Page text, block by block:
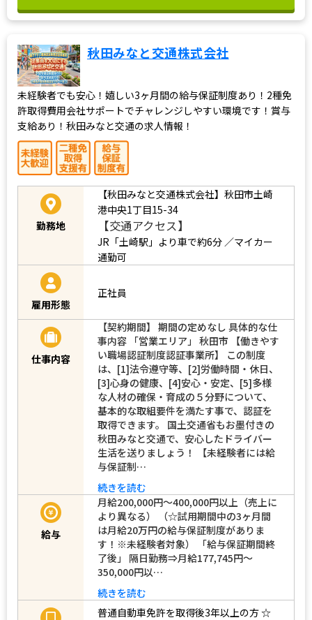
秋田みなと交通株式会社
未経験者でも安心！嬉しい3ヶ月間の給与保証制度あり！2種免
許取得費用会社サポートでチャレンジしやすい環境です！賞与
支給あり！秋田みなと交通の求人情報！
勤務地
【秋田みなと交通株式会社】秋田市土崎
港中央1丁目15-34
【交通アクセス】
JR「土崎駅」より車で約6分 ／マイカー
通勤可
雇用形態
正社員
仕事内容
【契約期間】 期間の定めなし 具体的な仕
事内容 「営業エリア」 秋田市 【働きやす
い職場認証制度認証事業所】 この制度
は、[1]法令遵守等、[2]労働時間・休日、
[3]心身の健康、[4]安心・安定、[5]多様
な人材の確保・育成の５分野について、
基本的な取組要件を満たす事で、認証を
取得できます。 国土交通省もお墨付きの
秋田みなと交通で、安心したドライバー
生活を送りましょう！ 【未経験者には給
与保証制…
続きを読む
給与
月給200,000円～400,000円以上（売上に
より異なる） （☆試用期間中の3ヶ月間
は月給20万円の給与保証制度がありま
す！※未経験者対象） 「給与保証期間終
了後」 隔日勤務⇒月給177,745円～
350,000円以…
続きを読む
普通自動車免許を取得後3年以上の方☆